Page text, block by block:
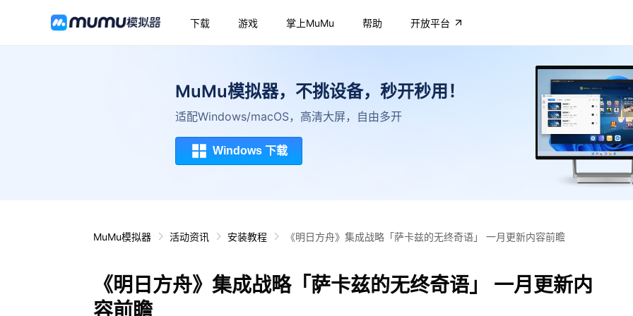
下载 游戏 掌上MuMu 帮助 开放平台
MuMu模拟器，不挑设备，秒开秒用！
适配Windows/macOS，高清大屏，自由多开
Windows 下载
MuMu模拟器 活动资讯 安装教程 《明日方舟》集成战略「萨卡兹的无终奇语」 一月更新内容前瞻
《明日方舟》集成战略「萨卡兹的无终奇语」 一月更新内
容前瞻